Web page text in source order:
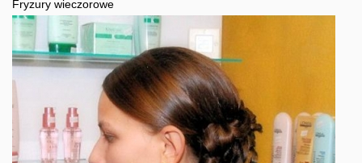
Fryzury wieczorowe